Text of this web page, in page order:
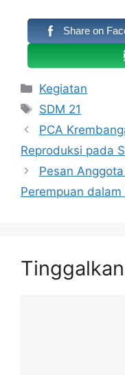
Share on
Kategori
Kegiatan
Tag
SDM 21
PCA
Reproduksi pada
Pesan
Perempuan dalam